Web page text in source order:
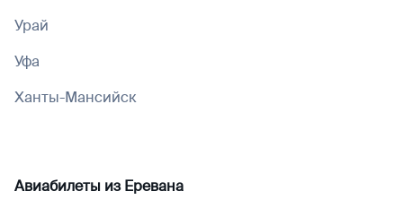
Урай
Уфа
Ханты-Мансийск
Авиабилеты изЕревана